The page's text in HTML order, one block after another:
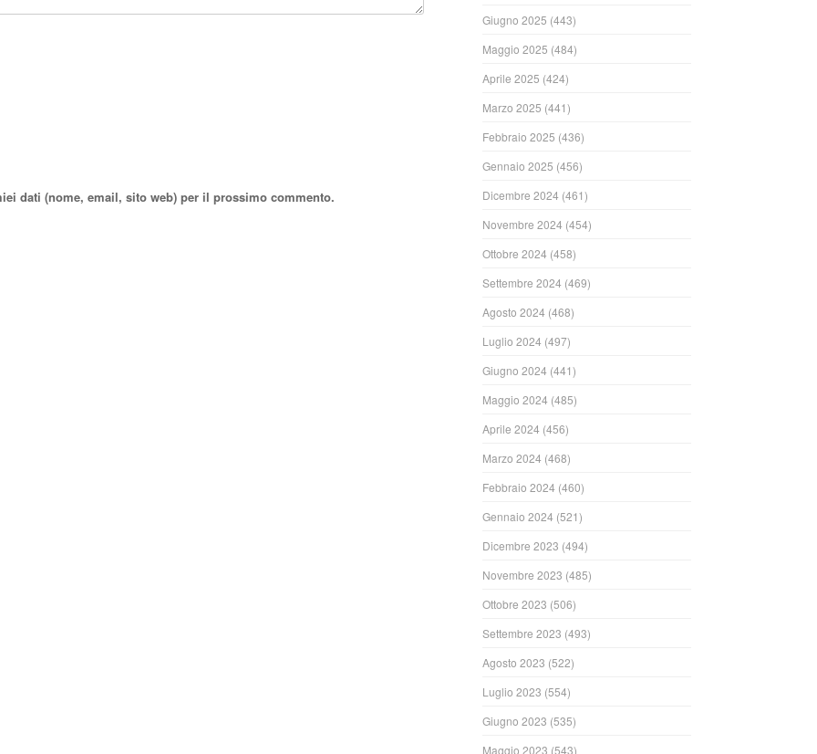
dati (nome, email, sito web) per il prossimo commento.
Giugno 2025 (443)
Maggio 2025 (484)
Aprile 2025 (424)
Marzo 2025 (441)
Febbraio 2025 (436)
Gennaio 2025 (456)
Dicembre 2024 (461)
Novembre 2024 (454)
Ottobre 2024 (458)
Settembre 2024 (469)
Agosto 2024 (468)
Luglio 2024 (497)
Giugno 2024 (441)
Maggio 2024 (485)
Aprile 2024 (456)
Marzo 2024 (468)
Febbraio 2024 (460)
Gennaio 2024 (521)
Dicembre 2023 (494)
Novembre 2023 (485)
Ottobre 2023 (506)
Settembre 2023 (493)
Agosto 2023 (522)
Luglio 2023 (554)
Giugno 2023 (535)
Maggio 2023 (543)